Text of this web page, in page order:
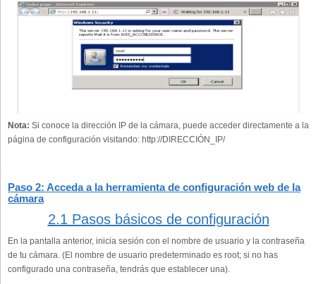
Nota: Si conoce la dirección IP de la cámara, puede acceder directamente a la
página de configuración visitando: http://DIRECCIÓN_IP/
Paso 2: Acceda a la herramienta de configuración web de la
cámara
2.1 Pasos básicos de configuración
En la pantalla anterior, inicia sesión con el nombre de usuario y la contraseña
de tu cámara. (El nombre de usuario predeterminado es root; si no has
configurado una contraseña, tendrás que establecer una).